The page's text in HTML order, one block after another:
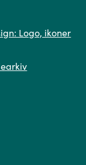
Logo, ikoner